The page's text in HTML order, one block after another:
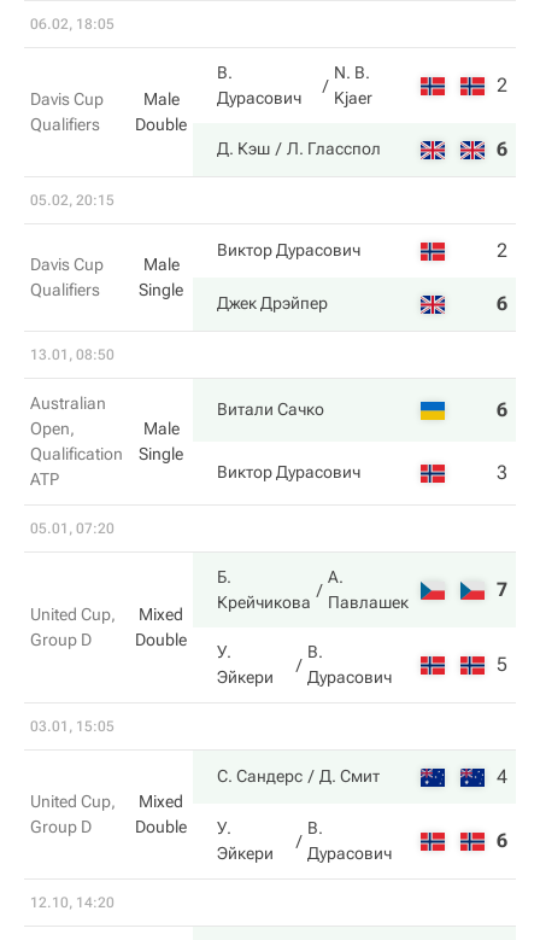
06.02, 18:05
Davis Cup
Qualifiers
Male
Double
В.
Дурасович
N. B.
Kjaer
2
Д. Кэш Л. Гласспол 6
05.02, 20:15
Davis Cup
Qualifiers
Male
Single
Виктор Дурасович 2
Джек Дрэйпер 6
13.01, 08:50
Australian
Open,
Qualification
ATP
Male
Single
Витали Сачко 6
Виктор Дурасович 3
05.01, 07:20
United Cup,
Group D
Mixed
Double
Б.
Крейчикова
А.
Павлашек
7
У.
Эйкери
В.
Дурасович
5
03.01, 15:05
United Cup,
Group D
Mixed
Double
С. Сандерс Д. Смит 4
У.
Эйкери
В.
Дурасович
6
12.10, 14:20